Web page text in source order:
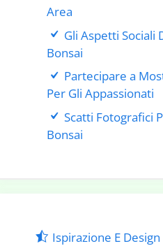
Area
Gli Aspetti Sociali
Bonsai
Partecipare a
Per Gli Appassionati
Scatti Fotografici
Bonsai
Ispirazione E Design